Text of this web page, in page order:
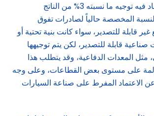
سيكون اقتصاداً يعاد فيه توجيه ما نسبته 3% من الناتج
المخصصة حالياً لصادرات تفوق
قابلة للتصدير، سواء كانت بنية تحتية أو
قابلة للتصدير، لكن يتم توجيهها
مثل المعدات الدفاعية، وقد يتطلب هذا
على مستوى بعض القطاعات، وعلى وجه
الاعتماد المفرط على صناعة السيارات